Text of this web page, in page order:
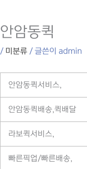
안암동퀵
/ 미분류/ 글쓴이 admin
안암동퀵서비스,
안암동퀵배송,퀵배달
라보퀵서비스,
빠른픽업/빠른배송,